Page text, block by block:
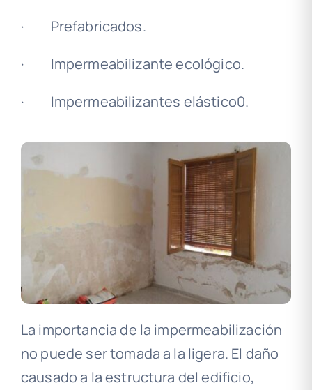
· Prefabricados.
· Impermeabilizante ecológico.
· Impermeabilizantes elástico0.
La importancia de la impermeabilización
no puede ser tomada a la ligera. El daño
causado a la estructura del edificio,